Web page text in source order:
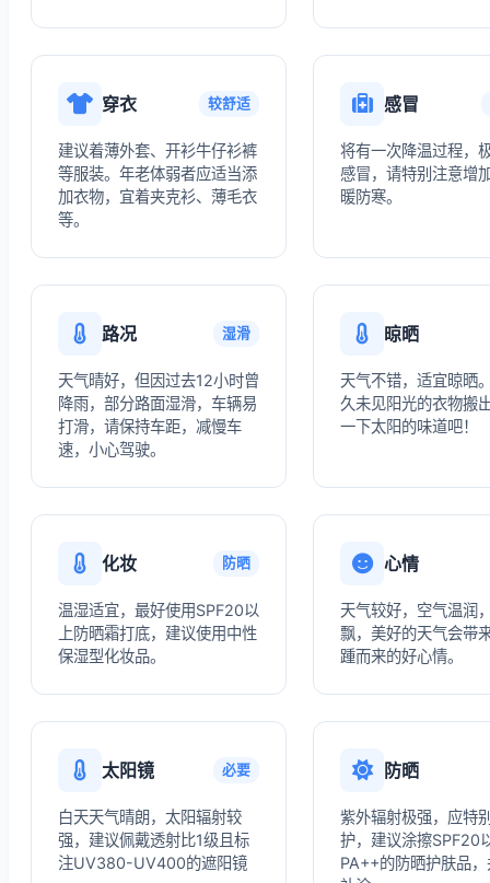
穿衣 较舒适
建议着薄外套、开衫牛仔衫裤
等服装。年老体弱者应适当添
加衣物，宜着夹克衫、薄毛衣
等。
感冒
将有一次降温过程，
感冒，请特别注意增
暖防寒。
路况 湿滑
天气晴好，但因过去12小时曾
降雨，部分路面湿滑，车辆易
打滑，请保持车距，减慢车
速，小心驾驶。
晾晒
天气不错，适宜晾晒
久未见阳光的衣物搬
一下太阳的味道吧！
化妆 防晒
温湿适宜，最好使用SPF20以
上防晒霜打底，建议使用中性
保湿型化妆品。
心情
天气较好，空气温润
飘，美好的天气会带
踵而来的好心情。
太阳镜 必要
白天天气晴朗，太阳辐射较
强，建议佩戴透射比1级且标
注UV380-UV400的遮阳镜
防晒
紫外辐射极强，应特
护，建议涂擦SPF20
PA++的防晒护肤品